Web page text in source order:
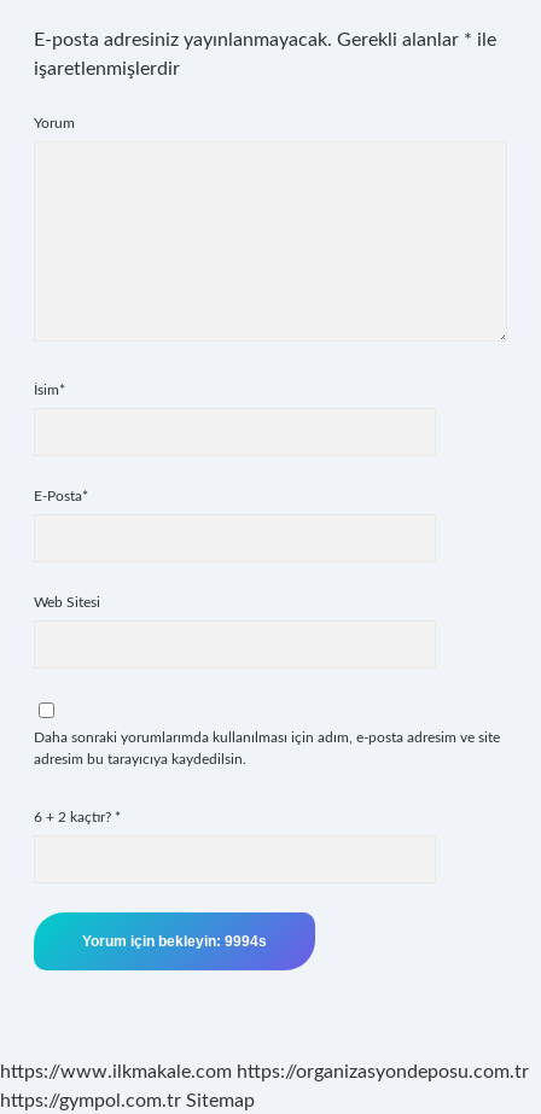
E-posta adresiniz yayınlanmayacak. Gerekli alanlar * ile
işaretlenmişlerdir
Yorum
İsim*
E-Posta*
Web Sitesi
Daha sonraki yorumlarımda kullanılması için adım, e-posta adresim ve site
adresim bu tarayıcıya kaydedilsin.
6 + 2 kaçtır? *
https://www.ilkmakale.com https://organizasyondeposu.com.tr
https://gympol.com.tr Sitemap